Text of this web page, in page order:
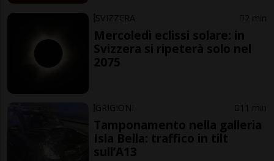
SVIZZERA 2 min
Mercoledì eclissi solare: in
Svizzera si ripeterà solo nel
2075
GRIGIONI 11 min
Tamponamento nella galleria
Isla Bella: traffico in tilt
sull’A13